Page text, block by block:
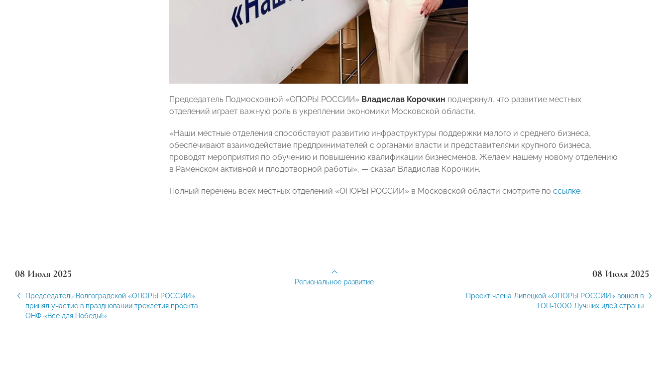
Председатель Подмосковной «ОПОРЫ РОССИИ» Владислав Корочкин подчеркнул, что развитие местных
отделений играет важную роль в укреплении экономики Московской области.
«Наши местные отделения способствуют развитию инфраструктуры поддержки малого и среднего бизнеса,
обеспечивают взаимодействие предпринимателей с органами власти и представителями крупного бизнеса,
проводят мероприятия по обучению и повышению квалификации бизнесменов. Желаем нашему новому отделению
в Раменском активной и плодотворной работы», — сказал Владислав Корочкин.
Полный перечень всех местных отделений «ОПОРЫ РОССИИ» в Московской области смотрите по ссылке.
08 Июля 2025
Председатель Волгоградской «ОПОРЫ РОССИИ»
принял участие в праздновании трехлетия проекта
ОНФ «Все для Победы!»
08 Июля 2025
Проект члена Липецкой «ОПОРЫ РОССИИ» вошел в
ТОП-1000 Лучших идей страны
Региональное развитие